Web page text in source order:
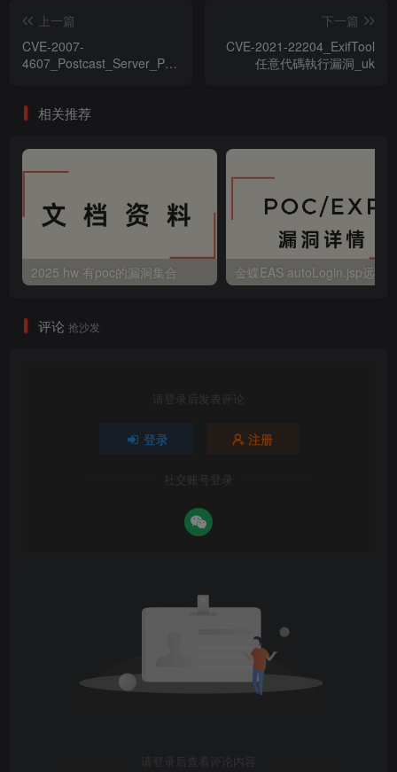
上一篇
CVE-2007-
4607_Postcast_Server_Pro_3.0.61
下一篇
CVE-2021-22204_ExifTool
任意代碼執行漏洞_uk
相关推荐
2025 hw 有poc的漏洞集合
评论 抢沙发
请登录后发表评论
登录 注册
社交账号登录
请登录后查看评论内容